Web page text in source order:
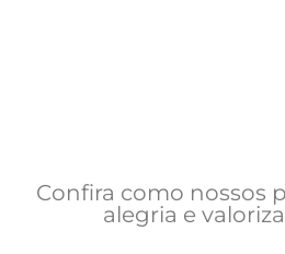
Confira como nossos
alegria e